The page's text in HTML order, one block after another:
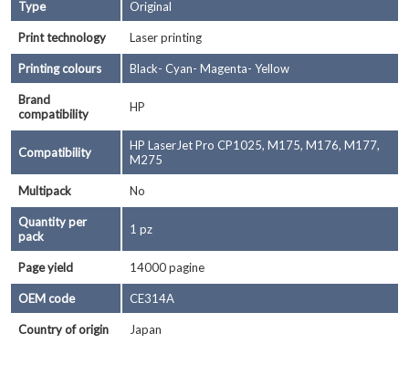
Type Original
Print technology Laser printing
Printing colours Black- Cyan- Magenta- Yellow
Brand
compatibility
HP
Compatibility
HP LaserJet Pro CP1025, M175, M176, M177,
M275
Multipack No
Quantity per
pack
1 pz
Page yield 14000 pagine
OEM code CE314A
Country of origin Japan